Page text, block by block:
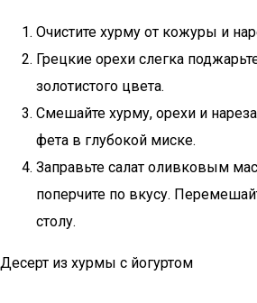
Очистите хурму от кожуры и
Грецкие орехи слегка
золотистого цвета.
Смешайте хурму, орехи и
фета в глубокой миске.
Заправьте салат оливковым
поперчите по вкусу.
столу.
Десерт из хурмы с йогуртом